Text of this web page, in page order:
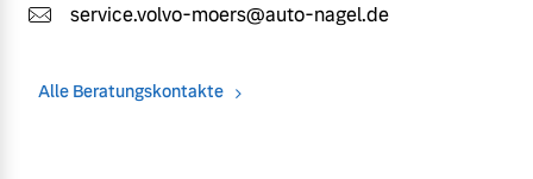
service.volvo-moers@auto-nagel.de
Alle Beratungskontakte